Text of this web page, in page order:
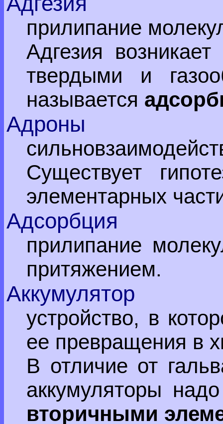
прилипание
Адгезия
твердыми и
называется
Адроны
Существует
элементарных
Адсорбция
прилипание
притяжением.
Аккумулятор
устройство, в
ее превращения в
В отличие от
аккумуляторы
вторичными